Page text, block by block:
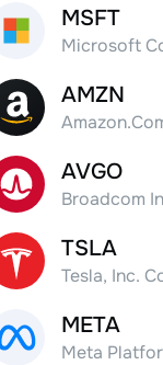
MSFT
AMZN
AVGO
TSLA
META